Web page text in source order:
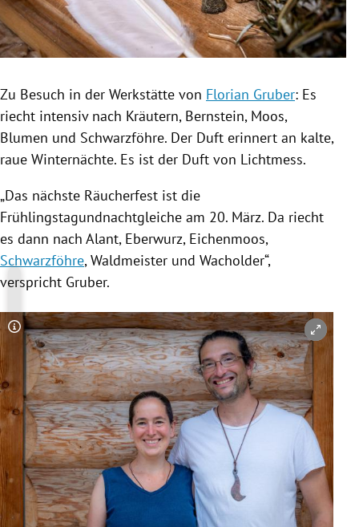
Untermenü
Untermenü
Untermenü
Zu Besuch in der Werkstätte von Florian Gruber: Es
riecht intensiv nach Kräutern, Bernstein, Moos,
Blumen und Schwarzföhre. Der Duft erinnert an kalte,
raue Winternächte. Es ist der Duft von Lichtmess.
„Das nächste Räucherfest ist die
Frühlingstagundnachtgleiche am 20. März. Da riecht
es dann nach Alant, Eberwurz, Eichenmoos,
Schwarzföhre, Waldmeister und Wacholder“,
verspricht Gruber.
Copyright-Hinweis öffnen/schließen